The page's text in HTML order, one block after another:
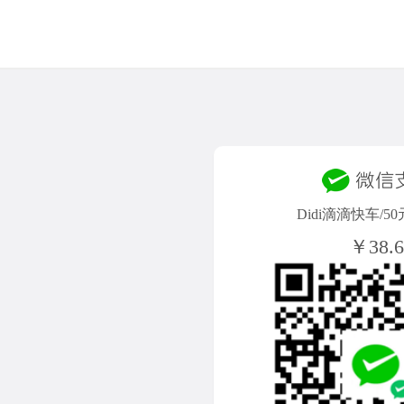
Didi滴滴快车/50
￥38.6